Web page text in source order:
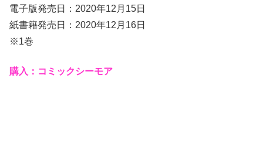
電子版発売日：2020年12月15日
紙書籍発売日：2020年12月16日
※1巻
購入：コミックシーモア